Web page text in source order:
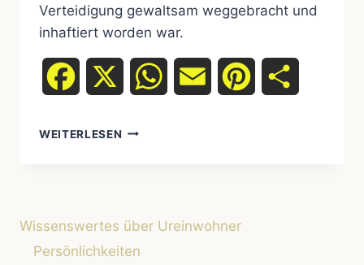
Verteidigung gewaltsam weggebracht und
inhaftiert worden war.
Facebook WhatsAppEmail Pinterest
WEITERLESEN GERONIMO
DES
APACHEN-
Wissenswertes über Ureinwohner
Persönlichkeiten